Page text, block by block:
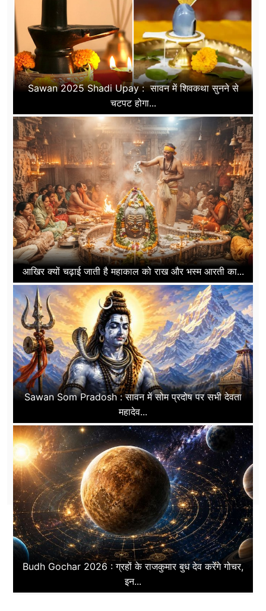
Sawan 2025 Shadi Upay : सावन में शिवकथा सुनने से
चटपट होगा...
आखिर क्यों चढ़ाई जाती है महाकाल को राख और भस्म आरती का...
Sawan Som Pradosh : सावन में सोम प्रदोष पर सभी देवता
महादेव...
Budh Gochar 2026 : ग्रहों के राजकुमार बुध देव करेंगे गोचर,
इन...